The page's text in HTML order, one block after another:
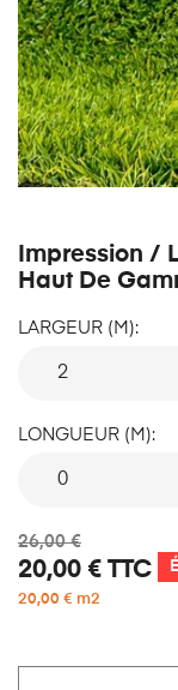
Impression /
Haut De
LARGEUR (M):
LONGUEUR (M):
26,00 €
20,00 € TTC
20,00 € m2